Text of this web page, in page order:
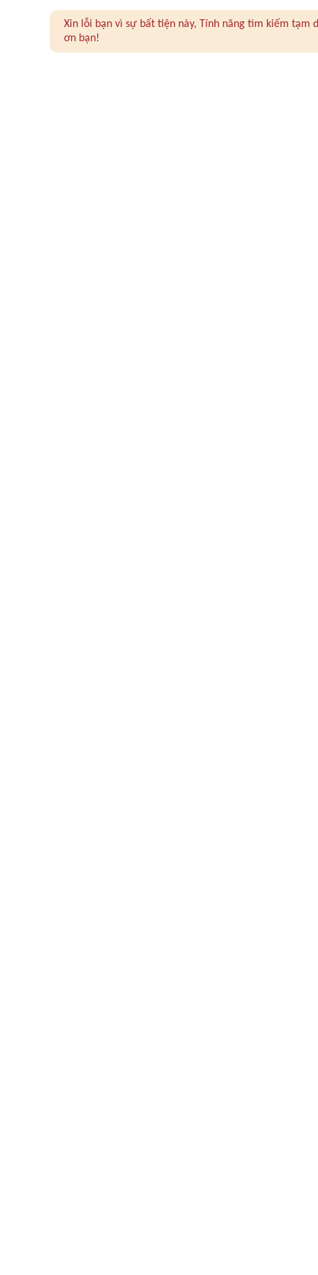
Xin lỗi bạn vì sự bất tiện này, Tính năng tìm kiếm
ơn bạn!